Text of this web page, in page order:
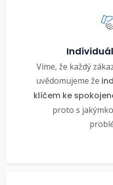
Víme, že každý
uvědomujeme že
klíčem ke
proto s